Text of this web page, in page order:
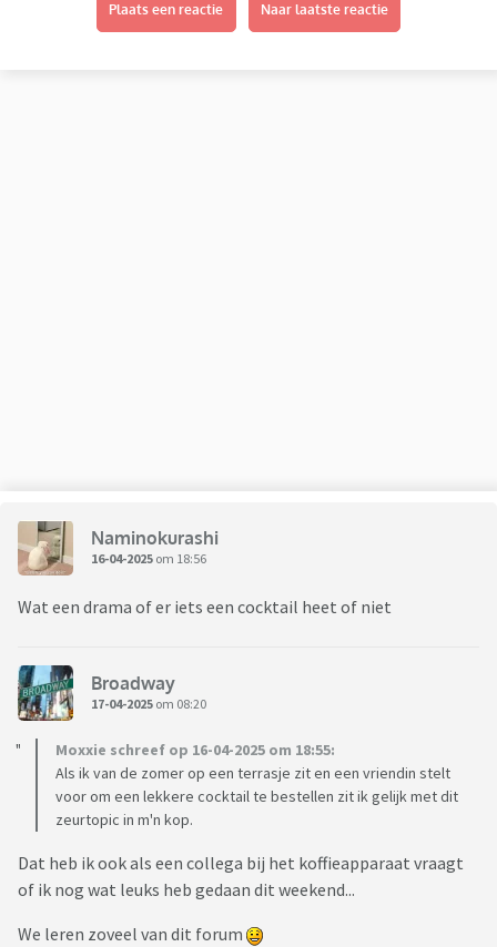
Plaats een reactie Naar laatste reactie
Naminokurashi
16-04-2025 om 18:56
Wat een drama of er iets een cocktail heet of niet
Broadway
17-04-2025 om 08:20
Moxxie schreef op 16-04-2025 om 18:55:
Als ik van de zomer op een terrasje zit en een vriendin stelt
voor om een lekkere cocktail te bestellen zit ik gelijk met dit
zeurtopic in m'n kop.
Dat heb ik ook als een collega bij het koffieapparaat vraagt
of ik nog wat leuks heb gedaan dit weekend...
We leren zoveel van dit forum